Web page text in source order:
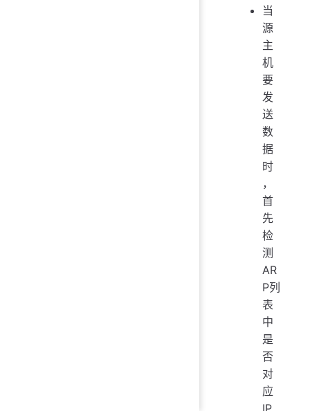
当
源
主
机
要
发
送
数
据
时
，
首
先
检
测
AR
P列
表
中
是
否
对
应
IP